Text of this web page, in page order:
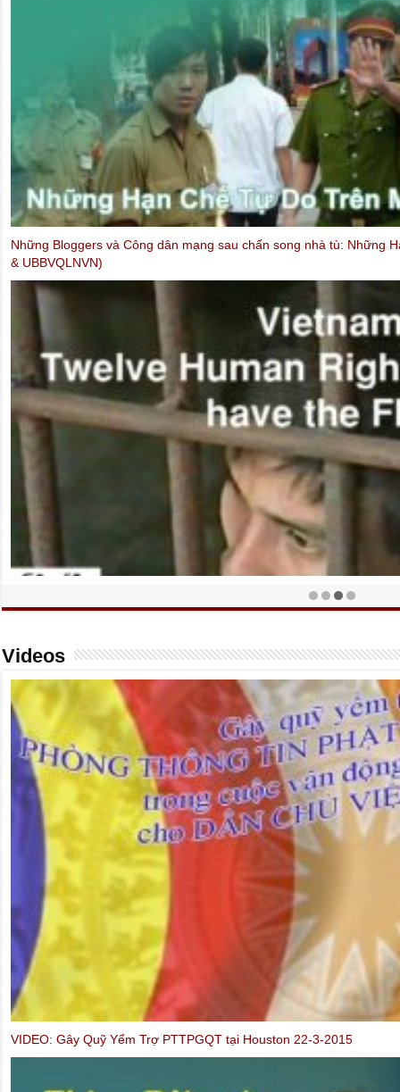
Những Bloggers và Công dân mạng sau chấn song nhà tù: Những
& UBBVQLNVN)
quyền và đề ra 8 yêu sách dân chủ hóa Việt Nam
Videos
VIDEO: Gây Quỹ Yểm Trợ PTTPGQT tại Houston 22-3-2015